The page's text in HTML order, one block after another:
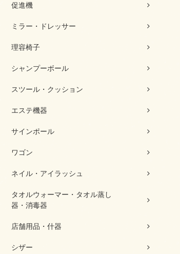
促進機
ミラー・ドレッサー
理容椅子
シャンプーボール
スツール・クッション
エステ機器
サインポール
ワゴン
ネイル・アイラッシュ
タオルウォーマー・タオル蒸し
器・消毒器
店舗用品・什器
シザー